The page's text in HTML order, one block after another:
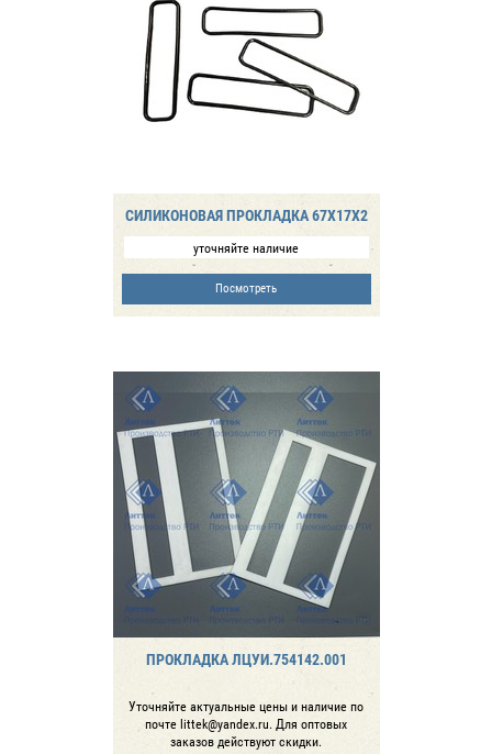
CИЛИКОНОВАЯ ПРОКЛАДКА 67X17X2
уточняйте наличие
Посмотреть
ПРОКЛАДКА ЛЦУИ.754142.001
Уточняйте актуальные цены и наличие по
почте littek@yandex.ru. Для оптовых
заказов действуют скидки.